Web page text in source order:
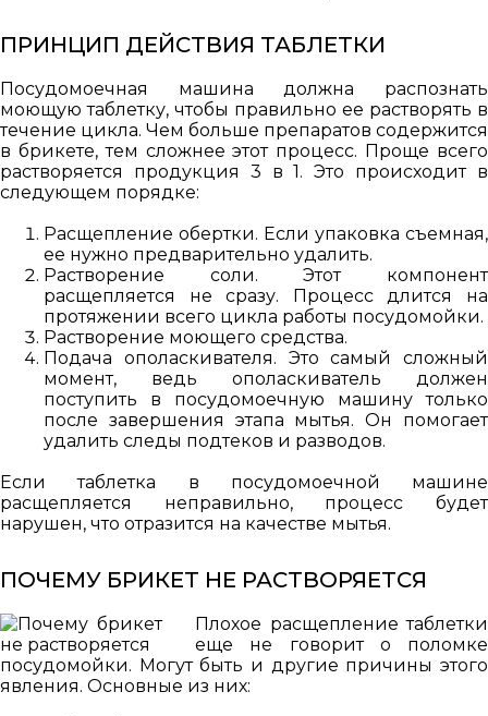
ПРИНЦИП ДЕЙСТВИЯ ТАБЛЕТКИ
Посудомоечная машина должна распознать
моющую таблетку, чтобы правильно ее растворять в
течение цикла. Чем больше препаратов содержится
в брикете, тем сложнее этот процесс. Проще всего
растворяется продукция 3 в 1. Это происходит в
следующем порядке:
Расщепление обертки. Если упаковка съемная,
ее нужно предварительно удалить.
Растворение соли. Этот компонент
расщепляется не сразу. Процесс длится на
протяжении всего цикла работы посудомойки.
Растворение моющего средства.
Подача ополаскивателя. Это самый сложный
момент, ведь ополаскиватель должен
поступить в посудомоечную машину только
после завершения этапа мытья. Он помогает
удалить следы подтеков и разводов.
Если таблетка в посудомоечной машине
расщепляется неправильно, процесс будет
нарушен, что отразится на качестве мытья.
ПОЧЕМУ БРИКЕТ НЕ РАСТВОРЯЕТСЯ
Плохое расщепление таблетки
еще не говорит о поломке
посудомойки. Могут быть и другие причины этого
явления. Основные из них: